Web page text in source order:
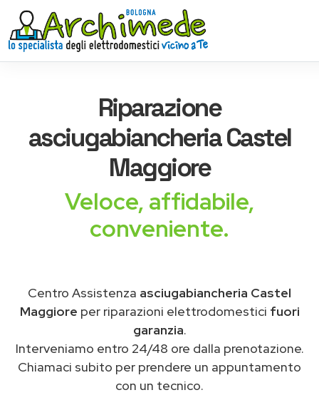
Riparazione
asciugabiancheriaCastel
Maggiore
Veloce, affidabile,
conveniente.
Centro Assistenza asciugabiancheria Castel
Maggiore per riparazioni elettrodomestici fuori
garanzia.
Interveniamo entro 24/48 ore dalla prenotazione.
Chiamaci subito per prendere un appuntamento
con un tecnico.